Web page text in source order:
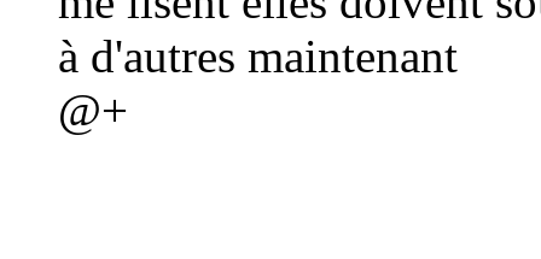
à d'autres maintenant
@+